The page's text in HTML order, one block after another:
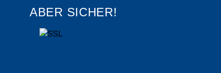
ABER SICHER!